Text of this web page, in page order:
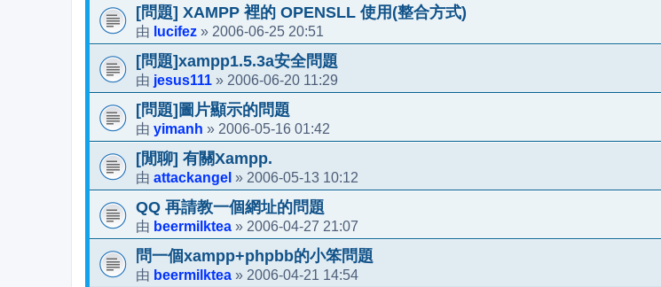
[問題] XAMPP 裡的 OPENSLL 使用(整合方式)
由 lucifez » 2006-06-25 20:51
[問題]xampp1.5.3a安全問題
由 jesus111 » 2006-06-20 11:29
[問題]圖片顯示的問題
由 yimanh » 2006-05-16 01:42
[閒聊] 有關Xampp.
由 attackangel » 2006-05-13 10:12
QQ 再請教一個網址的問題
由 beermilktea » 2006-04-27 21:07
問一個xampp+phpbb的小笨問題
由 beermilktea » 2006-04-21 14:54